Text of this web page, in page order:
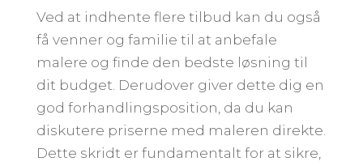
Ved at indhente flere tilbud kan du også
få venner og familie til at anbefale
malere og finde den bedste løsning til
dit budget. Derudover giver dette dig en
god forhandlingsposition, da du kan
diskutere priserne med maleren direkte.
Dette skridt er fundamentalt for at sikre,